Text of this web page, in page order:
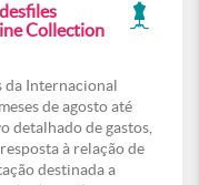
Collection
da Internacional
de agosto até
detalhado de gastos,
à relação de
destinada a